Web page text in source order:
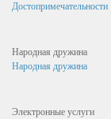
Бюджет
Достопримечательности
Народная дружина
Народная дружина
Электронные услуги